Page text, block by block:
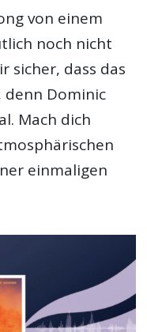
von einem
noch nicht
sicher, dass das
denn Dominic
Mach dich
einmaligen